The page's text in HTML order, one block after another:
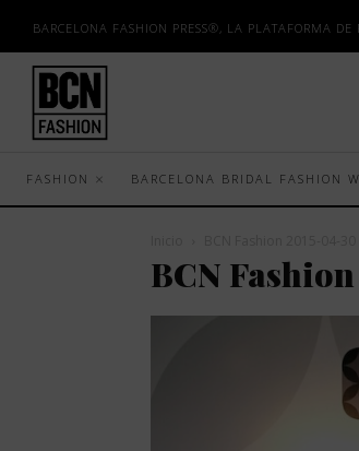
BARCELONA FASHION PRESS®, LA PLATAFORMA
FASHION BARCELONA BRIDAL FASHION
BCN